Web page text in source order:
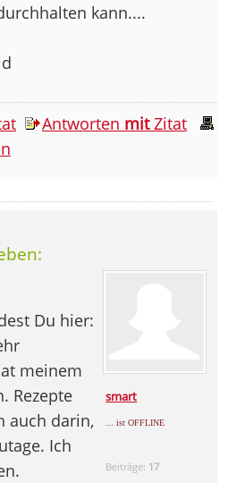
kann....
Antworten mitZitat
smart
... ist OFFLINE
Beiträge: 17
Du hier:
meinem
Rezepte
auch darin,
Ich